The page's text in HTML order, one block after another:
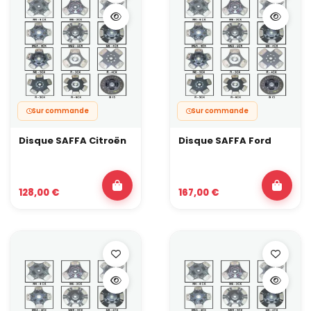
Monté avec un embrayage renforcé et une transmission en bon
état, il transforme la manière dont l’auto passe la puissance au
sol.
Kit swap moteur & boîte
Un kit swap moteur & boîte sert à marier un bloc et/ou une
transmission dans une caisse qui n’était pas prévue pour. Il
regroupe généralement les pièces de base : platines, supports,
parfois embrayage spécifique et accessoires nécessaires au
montage.
L’objectif :
positionner correctement le moteur et la boîte,
et arbre de transmission,
fiabiliser un montage de swap qui va encaisser de vraies
charges (drift, time attack, rallye, off-road).
Un kit conversion volant moteur permet de changer
complètement de philosophie de montage : passer d’un volant
bi-masse d’origine à un volant monomasse allégé, ou adapter
un volant spécifique à un embrayage de compétition.
Sur commande
Disque SAFFA Citroën
128,00 €
Sur commande
Disque SAFFA Ford
167,00 €